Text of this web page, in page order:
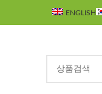
ENGLISH